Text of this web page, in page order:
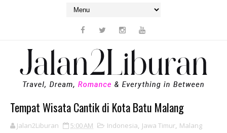
Tempat Wisata Cantik di Kota Batu Malang
Jalan2Liburan 5:00 AM Indonesia, Jawa Timur, Malang